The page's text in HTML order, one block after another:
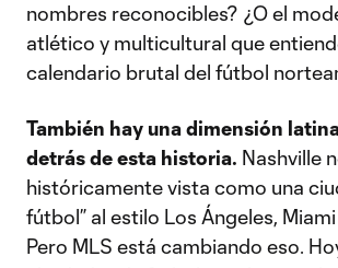
nombres reconocibles? ¿O el
atlético y multicultural que
calendario brutal del fútbol
También hay una dimensión
detrás de esta historia. Nashville
históricamente vista como una
fútbol” al estilo Los Ángeles,
Pero MLS está cambiando eso.